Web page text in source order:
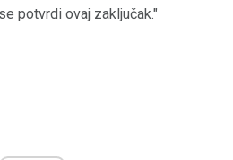
potvrdi ovaj zaključak."